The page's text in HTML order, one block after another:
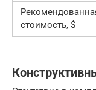
стоимость, $